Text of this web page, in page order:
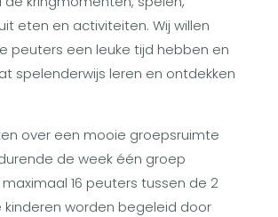
eten en activiteiten. Wij willen
peuters een leuke tijd hebben en
spelenderwijs leren en ontdekken
over een mooie groepsruimte
de week één groep
16 peuters tussen de 2
kinderen worden begeleid door